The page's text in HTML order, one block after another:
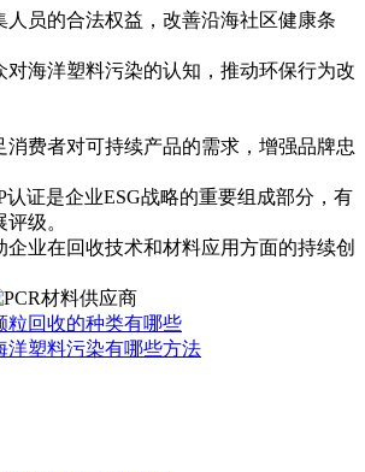
人员的合法权益，改善沿海社区健康条
对海洋塑料污染的认知，推动环保行为改
消费者对可持续产品的需求，增强品牌忠
认证是企业ESG战略的重要组成部分，有
级。
业在回收技术和材料应用方面的持续创
粒回收的种类有哪些
洋塑料污染有哪些方法